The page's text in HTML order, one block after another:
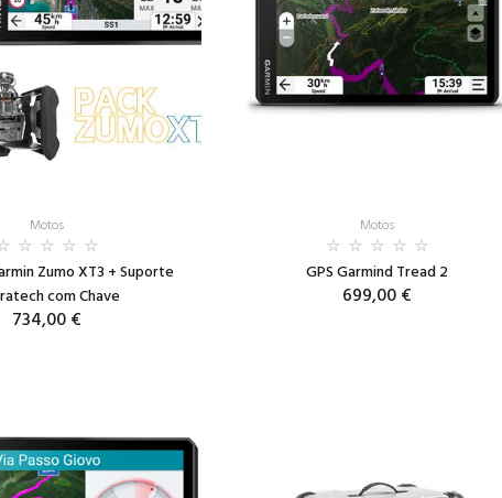
Motos
Zumo XT3 + Suporte
com Chave
734,00 €
Motos
GPS Garmind Tread 2
699,00 €